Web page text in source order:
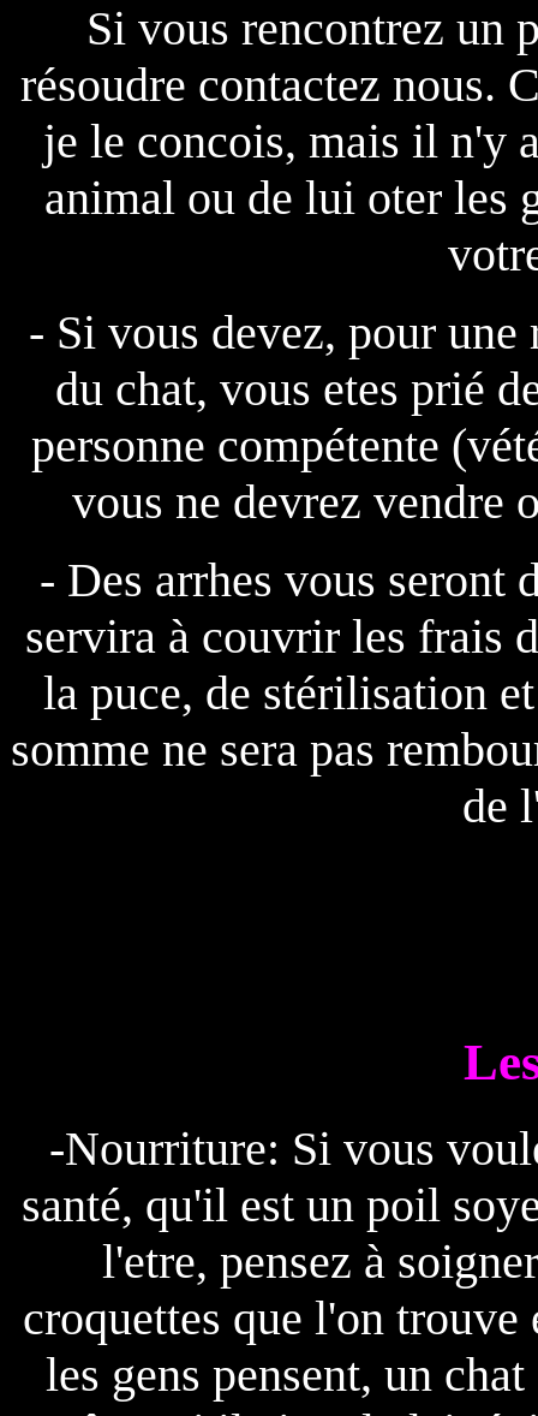
Si vous rencontrez un
résoudre contactez nous.
je le concois, mais il n'y
animal ou de lui oter les
- Si vous devez, pour une
du chat, vous etes prié
personne compétente
vous ne devrez vendre
- Des arrhes vous seront
servira à couvrir les frais
la puce, de stérilisation
somme ne sera pas
de
-Nourriture: Si vous
santé, qu'il est un poil
l'etre, pensez à
croquettes que l'on trouve
les gens pensent, un